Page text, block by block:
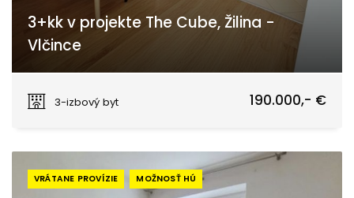
3+kk v projekte The Cube, Žilina -
Vlčince
3-izbový byt
190.000,- €
VRÁTANE PROVÍZIE MOŽNOSŤ HÚ